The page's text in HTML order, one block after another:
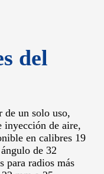
del
de un solo uso,
inyección de aire,
en calibres 19
de 32
para radios más